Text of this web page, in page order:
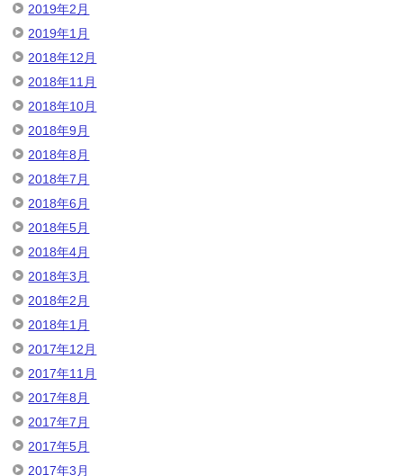
2019年2月
2019年1月
2018年12月
2018年11月
2018年10月
2018年9月
2018年8月
2018年7月
2018年6月
2018年5月
2018年4月
2018年3月
2018年2月
2018年1月
2017年12月
2017年11月
2017年8月
2017年7月
2017年5月
2017年3月